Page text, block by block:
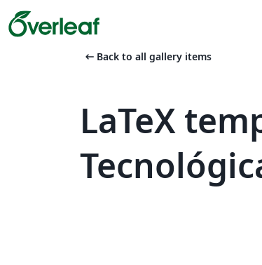
arrow_left_alt Back to all gallery items
LaTeX